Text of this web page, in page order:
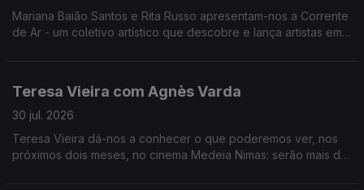
Mariana Baião Santos e Rita Russo apresentam-nos a Corrente
de Ar - um coletivo artístico que descobre e lança artistas em
Teresa Vieira com Agnès Varda
30 jul. 2026
Teresa Vieira dá-nos a conhecer o que poderemos ver, nos
próximos dois meses, no cinema Medeia Nimas: serão mais de